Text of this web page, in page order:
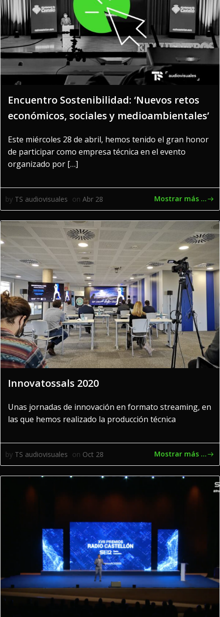
Encuentro Sostenibilidad: ‘Nuevos retos
económicos, sociales y medioambientales’
Este miércoles 28 de abril, hemos tenido el gran honor
de participar como empresa técnica en el evento
organizado por […]
by TS audiovisuales on Abr 28 Mostrar más ...
Innovatossals 2020
Unas jornadas de innovación en formato streaming, en
las que hemos realizado la producción técnica
by TS audiovisuales on Oct 28 Mostrar más ...